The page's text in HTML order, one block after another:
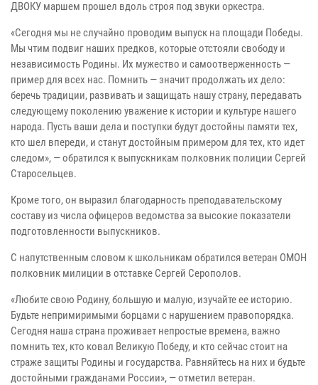
ДВОКУ маршем прошел вдоль строя под звуки оркестра.
«Сегодня мы не случайно проводим выпуск на площади Победы.
Мы чтим подвиг наших предков, которые отстояли свободу и
независимость Родины. Их мужество и самоотверженность —
пример для всех нас. Помнить — значит продолжать их дело:
беречь традиции, развивать и защищать нашу страну, передавать
следующему поколению уважение к истории и культуре нашего
народа. Пусть ваши дела и поступки будут достойны памяти тех,
кто шел впереди, и станут достойным примером для тех, кто идет
следом», — обратился к выпускникам полковник полиции Сергей
Старосельцев.
Кроме того, он выразил благодарность преподавательскому
составу из числа офицеров ведомства за высокие показатели
подготовленности выпускников.
С напутственным словом к школьникам обратился ветеран ОМОН
полковник милиции в отставке Сергей Серополов.
«Любите свою Родину, большую и малую, изучайте ее историю.
Будьте непримиримыми борцами с нарушением правопорядка.
Сегодня наша страна проживает непростые времена, важно
помнить тех, кто ковал Великую Победу, и кто сейчас стоит на
страже защиты Родины и государства. Равняйтесь на них и будьте
достойными гражданами России», — отметил ветеран.